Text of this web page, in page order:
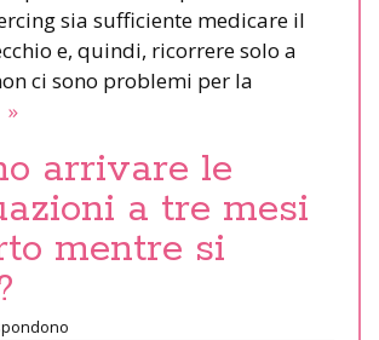
sia sufficiente medicare il
e, quindi, ricorrere solo a
ci sono problemi per la
»
arrivare le
a tre mesi
mentre si